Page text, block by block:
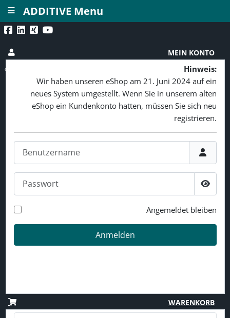
MEIN KONTO
Hinweis:
Wir haben unseren eShop am 21. Juni 2024 auf ein
neues System umgestellt. Wenn Sie in unserem alten
eShop ein Kundenkonto hatten, müssen Sie sich neu
registrieren.
Angemeldet bleiben
Anmelden
WARENKORB
ADDITIVE Menu
≡